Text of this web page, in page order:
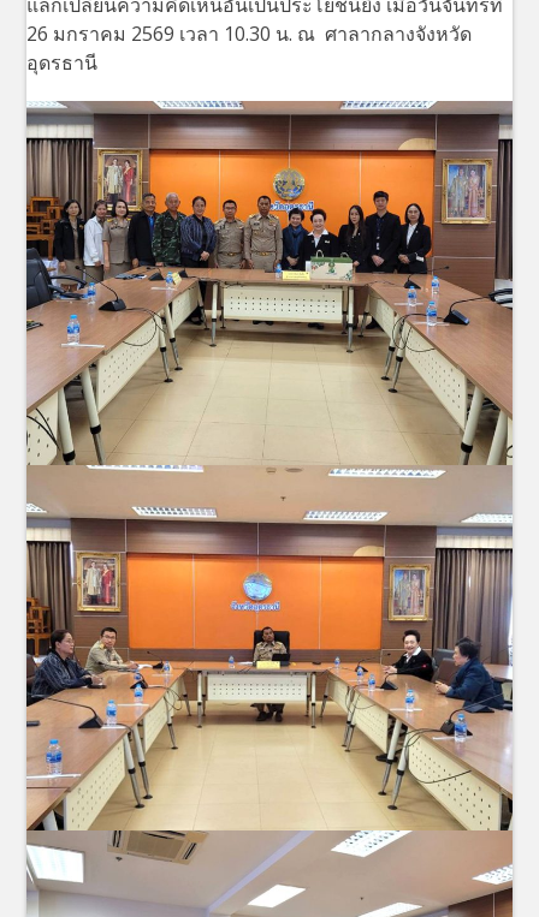
26 มกราคม 2569 เวลา 10.30 น. ณ ศาลากลางจังหวัด
อุดรธานี